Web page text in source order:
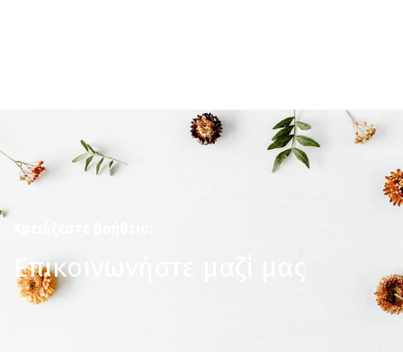
Επικοινωνήστε μαζί μας